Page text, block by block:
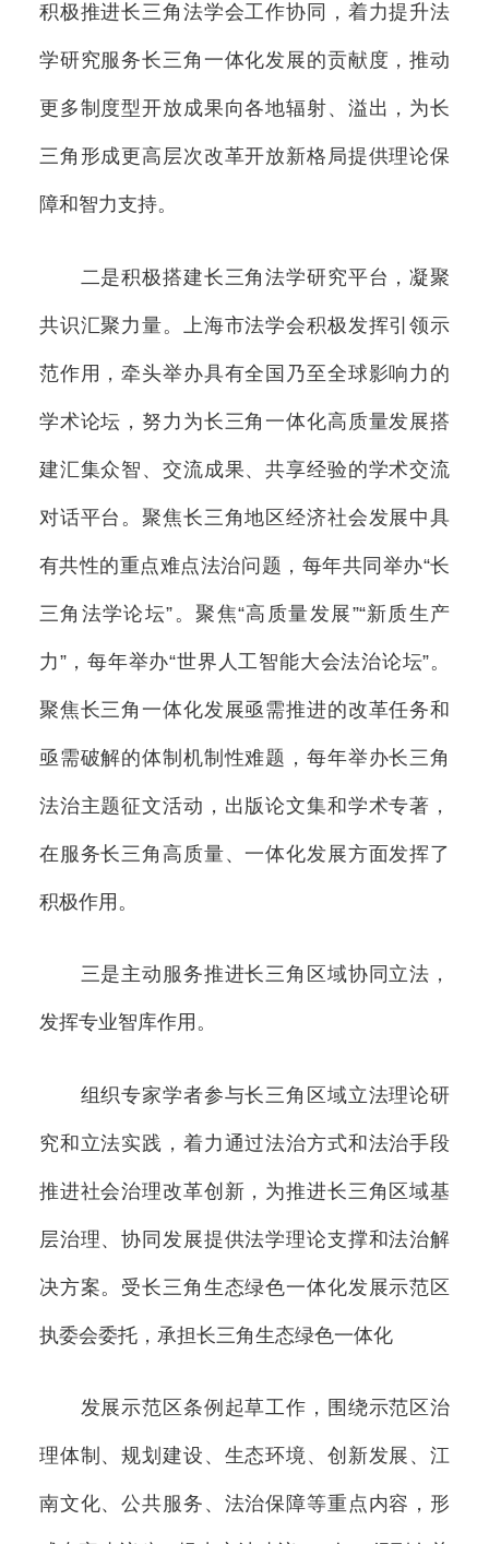
积极推进长三角法学会工作协同，着力提升法
学研究服务长三角一体化发展的贡献度，推动
更多制度型开放成果向各地辐射、溢出，为长
三角形成更高层次改革开放新格局提供理论保
障和智力支持。
二是积极搭建长三角法学研究平台，凝聚
共识汇聚力量。上海市法学会积极发挥引领示
范作用，牵头举办具有全国乃至全球影响力的
学术论坛，努力为长三角一体化高质量发展搭
建汇集众智、交流成果、共享经验的学术交流
对话平台。聚焦长三角地区经济社会发展中具
有共性的重点难点法治问题，每年共同举办“长
三角法学论坛”。聚焦“高质量发展”“新质生产
力”，每年举办“世界人工智能大会法治论坛”。
聚焦长三角一体化发展亟需推进的改革任务和
亟需破解的体制机制性难题，每年举办长三角
法治主题征文活动，出版论文集和学术专著，
在服务长三角高质量、一体化发展方面发挥了
积极作用。
三是主动服务推进长三角区域协同立法，
发挥专业智库作用。
组织专家学者参与长三角区域立法理论研
究和立法实践，着力通过法治方式和法治手段
推进社会治理改革创新，为推进长三角区域基
层治理、协同发展提供法学理论支撑和法治解
决方案。受长三角生态绿色一体化发展示范区
执委会委托，承担长三角生态绿色一体化
发展示范区条例起草工作，围绕示范区治
理体制、规划建设、生态环境、创新发展、江
南文化、公共服务、法治保障等重点内容，形